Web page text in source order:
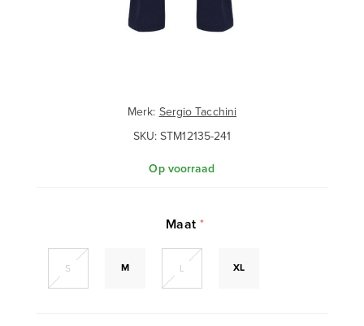
Merk: Sergio Tacchini
SKU:STM12135-241
Op voorraad
Maat*
S M L XL